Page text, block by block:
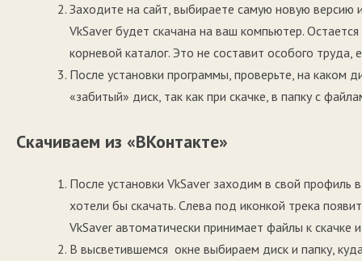
Заходите на сайт, выбираете самую новую версию
VkSaver будет скачана на ваш компьютер.
корневой каталог. Это не составит особого
После установки программы, проверьте, на каком
«забитый» диск, так как при скачке, в папку с
Скачиваем из «ВКонтакте»
После установки VkSaver заходим в свой
хотели бы скачать. Слева под иконкой трека
VkSaver автоматически принимает файлы к скачке
В высветившемся окне выбираем диск и папку,